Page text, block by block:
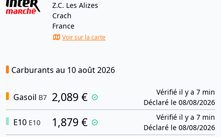
Z.C. Les Alizes
Crach
France
Voir sur la carte
Carburants au 10 août 2026
Gasoil B7 2,089 €
Vérifié il y a 7 min
Déclaré le 08/08/2026
E10 E10 1,879 €
Vérifié il y a 7 min
Déclaré le 08/08/2026